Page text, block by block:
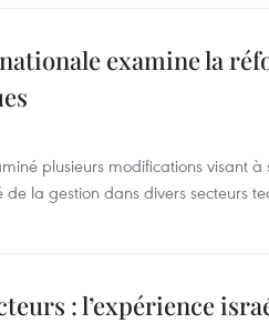
nationale examine la
plusieurs modifications visant
de la gestion dans divers secteurs
: l’expérience